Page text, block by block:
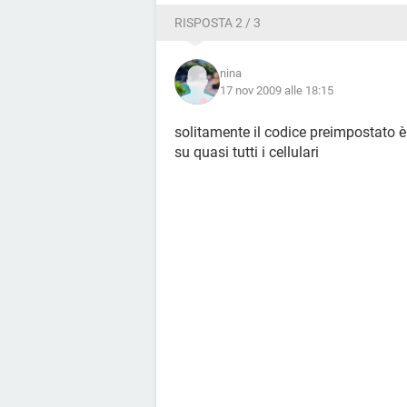
RISPOSTA 2 / 3
nina
17 nov 2009 alle 18:15
solitamente il codice preimpostato
su quasi tutti i cellulari